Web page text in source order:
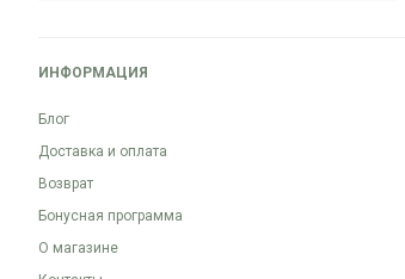
ИНФОРМАЦИЯ
Блог
Доставка и оплата
Возврат
Бонусная программа
О магазине